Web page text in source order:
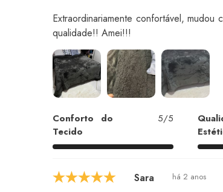
Extraordinariamente confortável,
qualidade!! Amei!!!
Conforto do
Tecido
5/5
Sara há 2 anos